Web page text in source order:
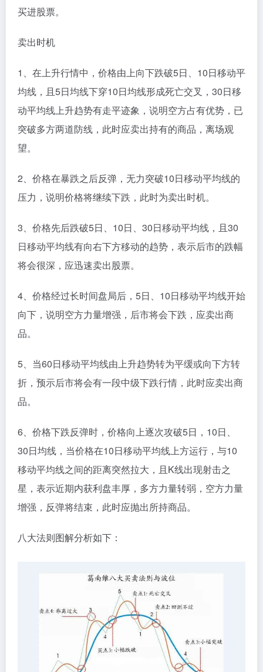
买进股票。
卖出时机
1、在上升行情中，价格由上向下跌破5日、10日移动平
均线，且5日均线下穿10日均线形成死亡交叉，30日移
动平均线上升趋势有走平迹象，说明空方占有优势，已
突破多方两道防线，此时应卖出持有的商品，离场观
望。
2、价格在暴跌之后反弹，无力突破10日移动平均线的
压力，说明价格将继续下跌，此时为卖出时机。
3、价格先后跌破5日、10日、30日移动平均线，且30
日移动平均线有向右下方移动的趋势，表示后市的跌幅
将会很深，应迅速卖出股票。
4、价格经过长时间盘局后，5日、10日移动平均线开始
向下，说明空方力量增强，后市将会下跌，应卖出商
品。
5、当60日移动平均线由上升趋势转为平缓或向下方转
折，预示后市将会有一段中级下跌行情，此时应卖出商
品。
6、价格下跌反弹时，价格向上逐次攻破5日，10日、
30日均线，当价格在10日移动平均线上方运行，与10
移动平均线之间的距离突然拉大，且K线出现射击之
星，表示近期内获利盘丰厚，多方力量转弱，空方力量
增强，反弹将结束，此时应抛出所持商品。
八大法则图解分析如下：